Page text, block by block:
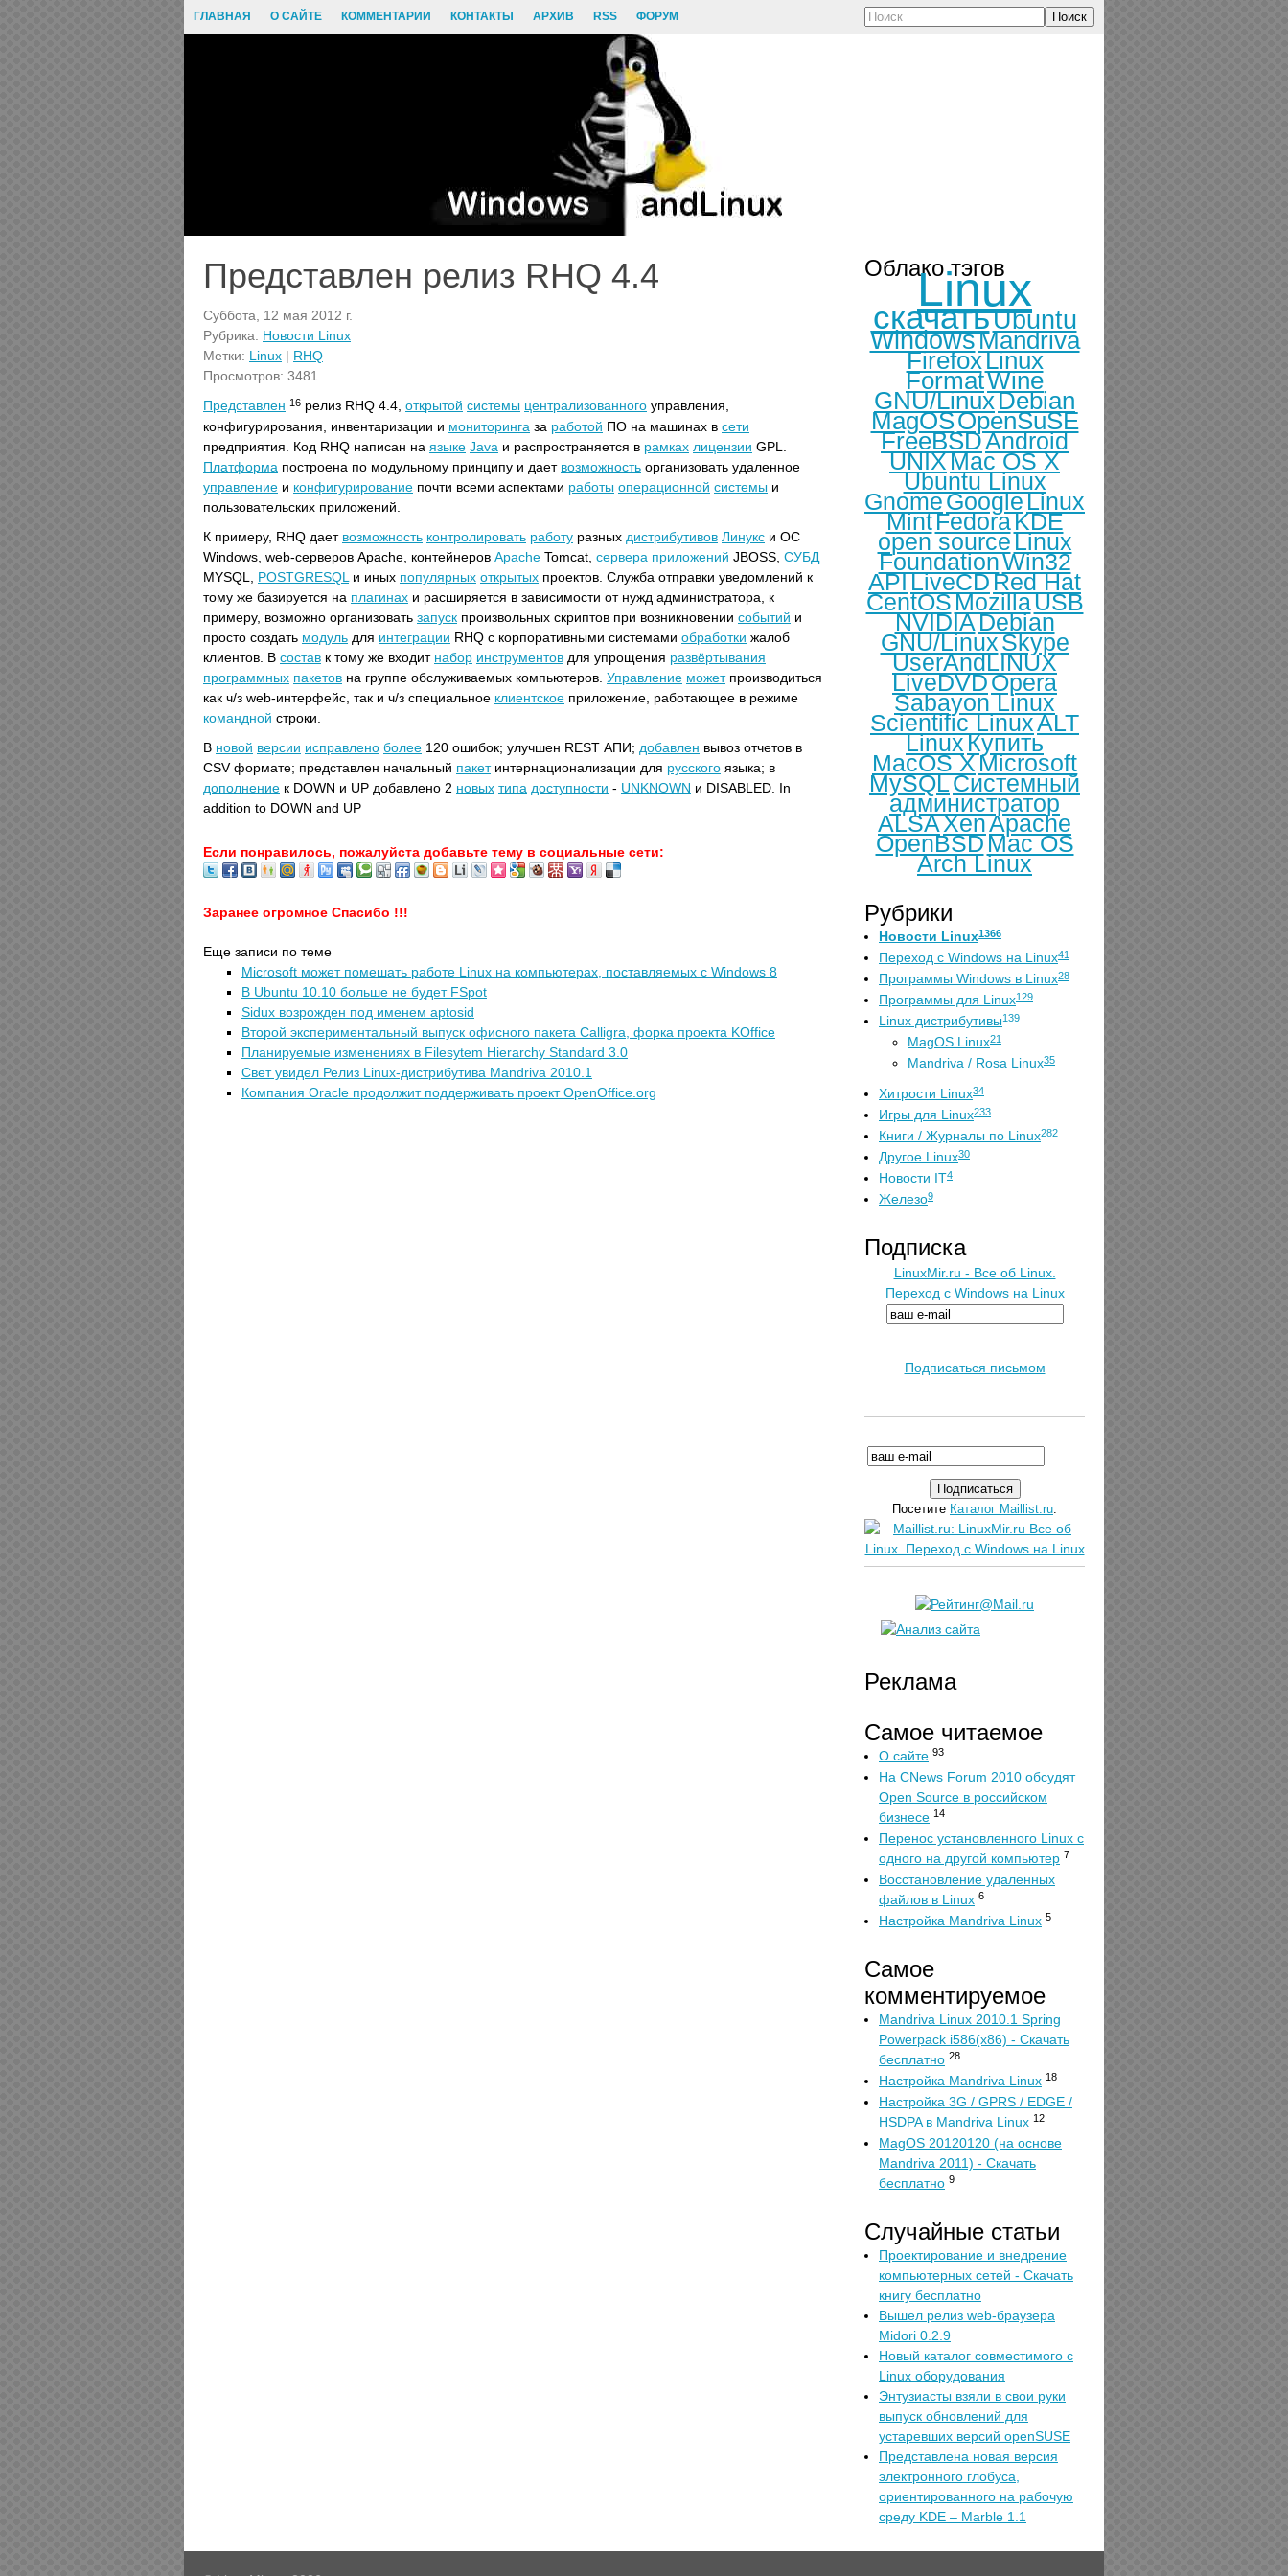
ГЛАВНАЯ О САЙТЕ КОММЕНТАРИИ КОНТАКТЫ АРХИВ RSS ФОРУМ Поиск
Представлен релиз RHQ 4.4
Суббота, 12 мая 2012 г.
Рубрика: Новости Linux
Метки: Linux | RHQ
Просмотров: 3481
Представлен 16 релиз RHQ 4.4, открытой системы централизованного управления,
конфигурирования, инвентаризации и мониторинга за работой ПО на машинах в сети
предприятия. Код RHQ написан на языке Java и распространяется в рамках лицензии GPL.
Платформа построена по модульному принципу и дает возможность организовать удаленное
управление и конфигурирование почти всеми аспектами работы операционной системы и
пользовательских приложений.
К примеру, RHQ дает возможность контролировать работу разных дистрибутивов Линукс и ОС
Windows, web-серверов Apache, контейнеров Apache Tomcat, сервера приложений JBOSS, СУБД
MYSQL, POSTGRESQL и иных популярных открытых проектов. Служба отправки уведомлений к
тому же базируется на плагинах и расширяется в зависимости от нужд администратора, к
примеру, возможно организовать запуск произвольных скриптов при возникновении событий и
просто создать модуль для интеграции RHQ с корпоративными системами обработки жалоб
клиентов. В состав к тому же входит набор инструментов для упрощения развёртывания
программных пакетов на группе обслуживаемых компьютеров. Управление можетпроизводиться
как ч/з web-интерфейс, так и ч/з специальное клиентское приложение, работающее в режиме
командной строки.
В новой версии исправлено более 120 ошибок; улучшен REST АПИ; добавлен вывоз отчетов в
CSV формате; представлен начальный пакетинтернационализации для русского языка; в
дополнение к DOWN и UP добавлено 2 новых типа доступности - UNKNOWN и DISABLED. In
addition to DOWN and UP
Если понравилось, пожалуйста добавьте тему в социальные сети:
Заранее огромное Спасибо !!!
Еще записи по теме
Microsoft может помешать работе Linux на компьютерах, поставляемых с Windows 8
В Ubuntu 10.10 больше не будет FSpot
Sidux возрожден под именем aptosid
Второй экспериментальный выпуск офисного пакета Calligra, форка проекта KOffice
Планируемые изменениях в Filesytem Hierarchy Standard 3.0
Свет увидел Релиз Linux-дистрибутива Mandriva 2010.1
Компания Oracle продолжит поддерживать проект OpenOffice.org
Облако тэгов
Linux
скачатьUbuntu
WindowsMandriva
FirefoxLinux
FormatWine
GNU/LinuxDebian
MagOSOpenSuSE
FreeBSDAndroid
UNIXMac OS X
Ubuntu Linux
GnomeGoogleLinux
MintFedoraKDE
open sourceLinux
FoundationWin32
APILiveCDRed Hat
CentOSMozillaUSB
NVIDIADebian
GNU/LinuxSkype
UserAndLINUX
LiveDVDOpera
Sabayon Linux
Scientific LinuxALT
LinuxКупить
MacOS XMicrosoft
MySQLСистемный
администратор
ALSAXenApache
OpenBSD Mac OS
Arch Linux
Рубрики
Новости Linux1366
Переход с Windows на Linux41
Программы Windows в Linux28
Программы для Linux129
Linux дистрибутивы139
MagOS Linux21
Mandriva / Rosa Linux35
Хитрости Linux34
Игры для Linux233
Книги / Журналы по Linux282
Другое Linux30
Новости IT4
Железо9
Подписка
LinuxMir.ru - Все об Linux.
Переход с Windows на Linux
Подписаться письмом
Посетите Каталог Maillist.ru.
Реклама
Самое читаемое
О сайте 93
На CNews Forum 2010 обсудят
Open Source в российском
бизнесе 14
Перенос установленного Linux с
одного на другой компьютер 7
Восстановление удаленных
файлов в Linux 6
Настройка Mandriva Linux 5
Самое
комментируемое
Mandriva Linux 2010.1 Spring
Powerpack i586(x86) - Скачать
бесплатно 28
Настройка Mandriva Linux 18
Настройка 3G / GPRS / EDGE /
HSDPA в Mandriva Linux 12
MagOS 20120120 (на основе
Mandriva 2011) - Скачать
бесплатно 9
Случайные статьи
Проектирование и внедрение
компьютерных сетей - Скачать
книгу бесплатно
Вышел релиз web-браузера
Midori 0.2.9
Новый каталог совместимого с
Linux оборудования
Энтузиасты взяли в свои руки
выпуск обновлений для
устаревших версий openSUSE
Представлена новая версия
электронного глобуса,
ориентированного на рабочую
среду KDE – Marble 1.1